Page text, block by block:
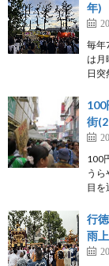
年)
毎年
は月
日
100
街
100
う
目を
行
雨